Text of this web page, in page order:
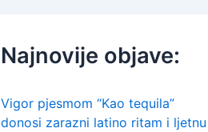
o
rNajnovije objave:
Vigor pjesmom “Kao tequila”
donosi zarazni latino ritam i ljetnu